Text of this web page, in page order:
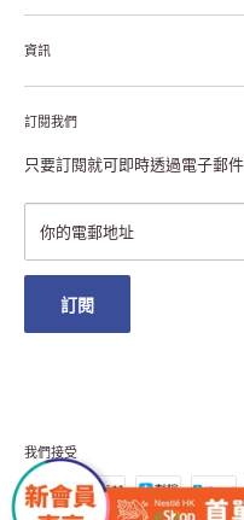
關於雀巢香港
雀巢香港創造共享價值
聯絡我們
私隱聲明
註冊NESCAFÉ® Dolce Gusto®
資訊
付款及送貨
退貨或更換
常見問題
雀巢會員獎賞
澳門地區送貨
訂閱我們
只要訂閱就可即時透過電子郵
你的電郵地址
訂閱
我們接受